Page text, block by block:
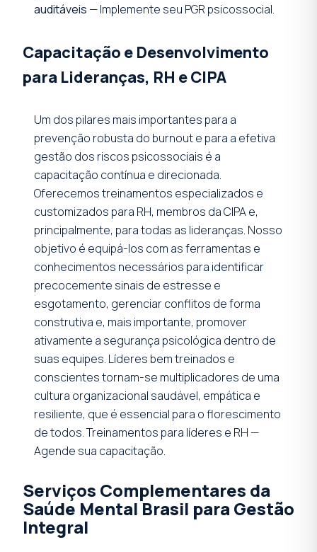
auditáveis — Implemente seu PGR psicossocial.
Capacitação e Desenvolvimento
para Lideranças, RH e CIPA
Um dos pilares mais importantes para a
prevenção robusta do burnout e para a efetiva
gestão dos riscos psicossociais é a
capacitação contínua e direcionada.
Oferecemos treinamentos especializados e
customizados para RH, membros da CIPA e,
principalmente, para todas as lideranças. Nosso
objetivo é equipá-los com as ferramentas e
conhecimentos necessários para identificar
precocemente sinais de estresse e
esgotamento, gerenciar conflitos de forma
construtiva e, mais importante, promover
ativamente a segurança psicológica dentro de
suas equipes. Líderes bem treinados e
conscientes tornam-se multiplicadores de uma
cultura organizacional saudável, empática e
resiliente, que é essencial para o florescimento
de todos. Treinamentos para líderes e RH —
Agende sua capacitação.
Serviços Complementares da
Saúde Mental Brasil para Gestão
Integral